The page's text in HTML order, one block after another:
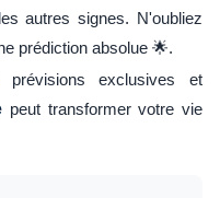
autres signes. N'oubliez
prédiction absolue 🌟.
exclusives et
peut transformer votre vie